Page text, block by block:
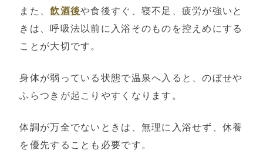
また、飲酒後や食後すぐ、寝不足、疲労が強いと
きは、呼吸法以前に入浴そのものを控えめにする
ことが大切です。
身体が弱っている状態で温泉へ入ると、のぼせや
ふらつきが起こりやすくなります。
体調が万全でないときは、無理に入浴せず、休養
を優先することも必要です。